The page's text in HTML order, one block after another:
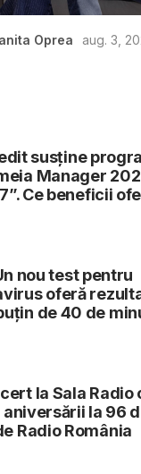
Oprea aug. 3,
susține
Manager
Ce beneficii
nou test pentru
oferă
de 40 de
la Sala Radio
aniversării la 96
Radio România